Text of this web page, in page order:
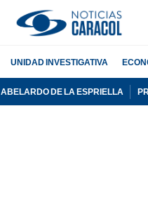
UNIDAD INVESTIGATIVA
ABELARDO DE LA ESPRIELLA